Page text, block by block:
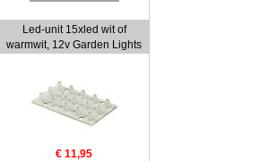
Led-unit 15xled wit of
warmwit, 12v Garden Lights
€ 11,95